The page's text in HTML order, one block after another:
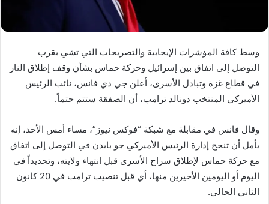
وسط كافة المؤشرات الإيجابية والتصريحات التي تشي بقرب
التوصل إلى اتفاق بين إسرائيل وحركة حماس بشأن وقف إطلاق النار
في قطاع غزة وتبادل الأسرى، أعلن جي دي فانس، نائب الرئيس
الأميركي المنتخب دونالد ترامب، أن الصفقة ستتم حتماً.
وقال فانس في مقابلة مع شبكة “فوكس نيوز”، مساء أمس الأحد، إنه
يأمل أن تنجح إدارة الرئيس الأميركي جو بايدن في التوصل إلى اتفاق
مع حركة حماس لإطلاق سراح الأسرى قبل انتهاء ولايته، وتحديداً في
اليوم أو اليومين الأخيرين منها، أي قبل تنصيب ترامب في 20 كانون
الثاني الحالي.